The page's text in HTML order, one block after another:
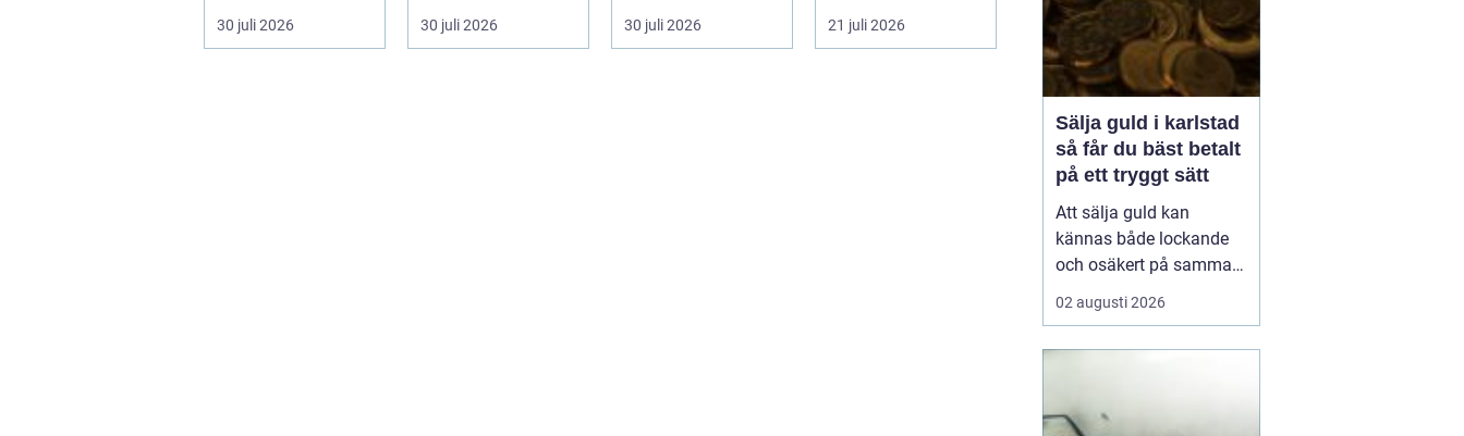
själv i vardagen: i
beslut, relationer,
30 juli 2026
För många bilägare
i Värmlan...
30 juli 2026
svenska hem
innehåller kranvatt...
30 juli 2026
företaget säljas,
generationsskiftas,..
21 juli 2026
Sälja guld i karlstad
så får du bäst betalt
på ett tryggt sätt
Att sälja guld kan
kännas både lockande
och osäkert på samma
gång. Många har gamla
smycken, arvegods eller
få ett bra pris och
02 augusti 2026